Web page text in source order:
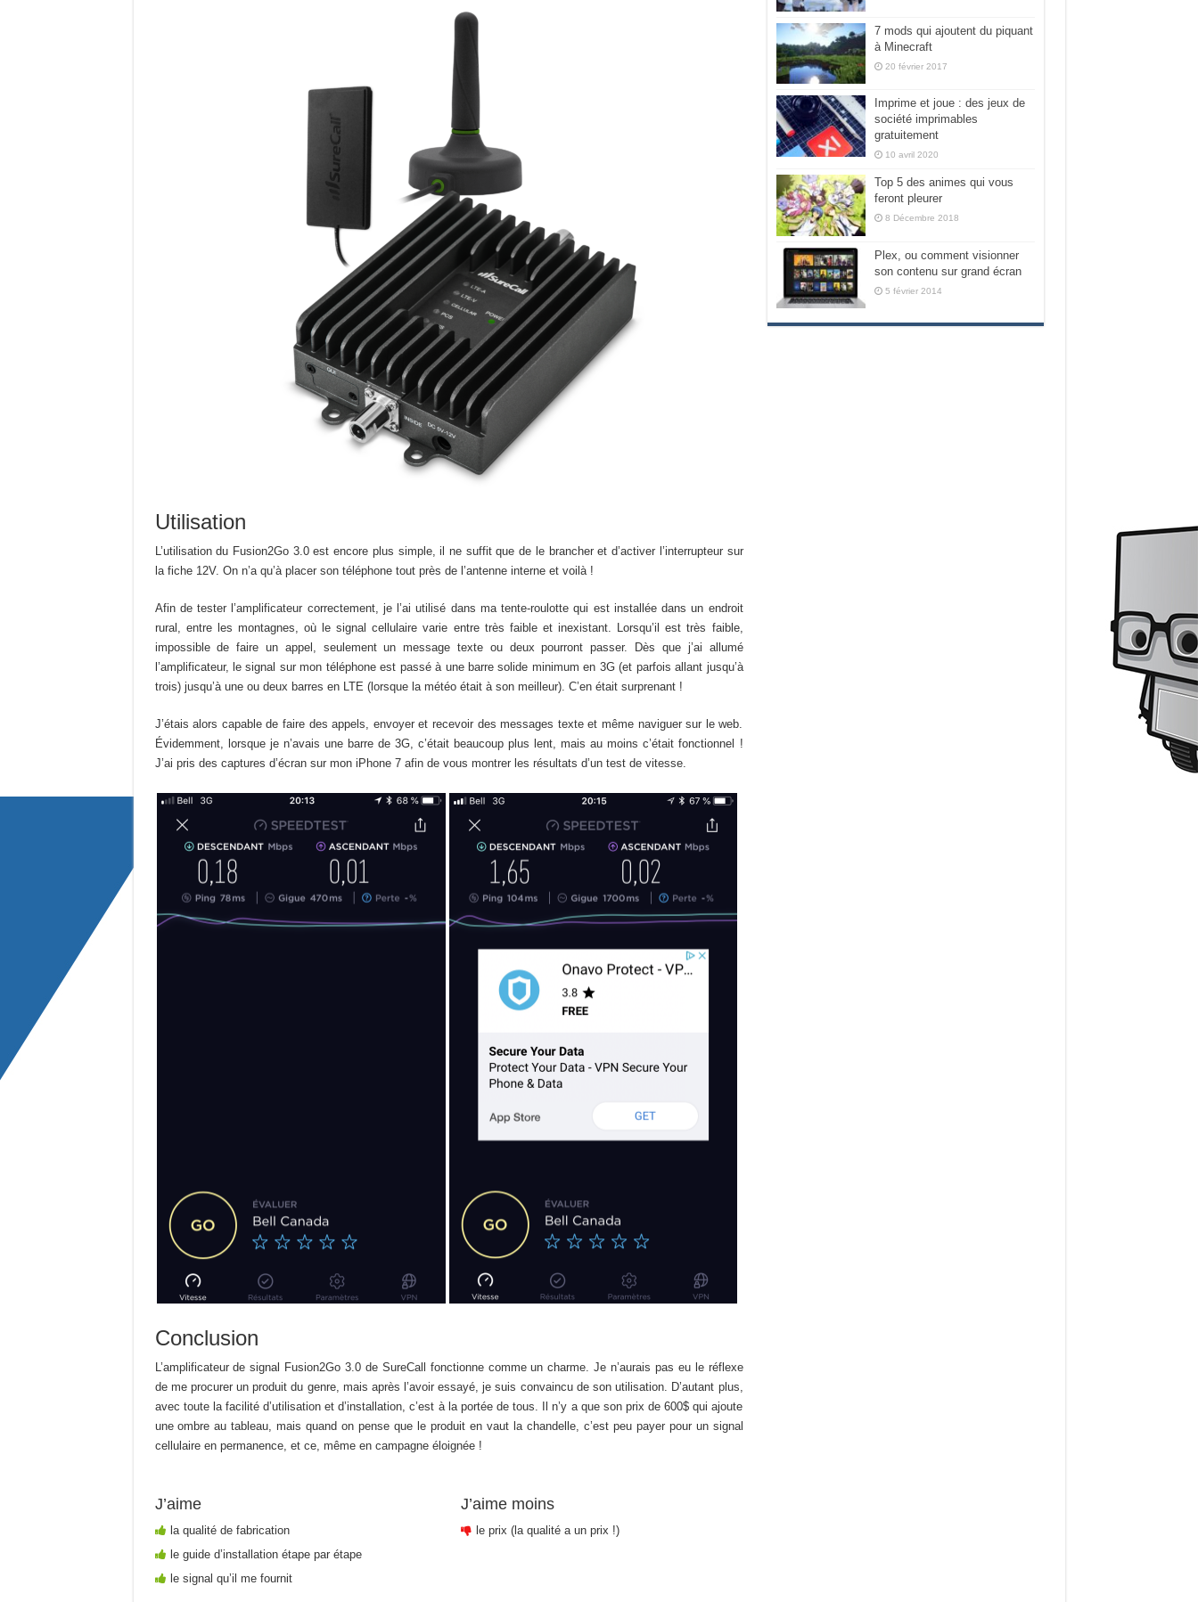
Utilisation
L’utilisation du Fusion2Go 3.0 est encore plus simple, il ne suffit que de le brancher et d’activer l’interrupteur sur
la fiche 12V. On n’a qu’à placer son téléphone tout près de l’antenne interne et voilà !
Afin de tester l’amplificateur correctement, je l’ai utilisé dans ma tente-roulotte qui est installée dans un endroit
rural, entre les montagnes, où le signal cellulaire varie entre très faible et inexistant. Lorsqu’il est très faible,
impossible de faire un appel, seulement un message texte ou deux pourront passer. Dès que j’ai allumé
l’amplificateur, le signal sur mon téléphone est passé à une barre solide minimum en 3G (et parfois allant jusqu’à
trois) jusqu’à une ou deux barres en LTE (lorsque la météo était à son meilleur). C’en était surprenant !
J’étais alors capable de faire des appels, envoyer et recevoir des messages texte et même naviguer sur le web.
Évidemment, lorsque je n’avais une barre de 3G, c’était beaucoup plus lent, mais au moins c’était fonctionnel !
J’ai pris des captures d’écran sur mon iPhone 7 afin de vous montrer les résultats d’un test de vitesse.
Conclusion
L’amplificateur de signal Fusion2Go 3.0 de SureCall fonctionne comme un charme. Je n’aurais pas eu le réflexe
de me procurer un produit du genre, mais après l’avoir essayé, je suis convaincu de son utilisation. D’autant plus,
avec toute la facilité d’utilisation et d’installation, c’est à la portée de tous. Il n’y a que son prix de 600$ qui ajoute
une ombre au tableau, mais quand on pense que le produit en vaut la chandelle, c’est peu payer pour un signal
cellulaire en permanence, et ce, même en campagne éloignée !
J’aime
la qualité de fabrication
le guide d’installation étape par étape
le signal qu’il me fournit
J’aime moins
le prix (la qualité a un prix !)
7 mods qui ajoutent du piquant
à Minecraft
20 février 2017
Imprime et joue : des jeux de
société imprimables
gratuitement
10 avril 2020
Top 5 des animes qui vous
feront pleurer
8 Décembre 2018
Plex, ou comment visionner
son contenu sur grand écran
5 février 2014